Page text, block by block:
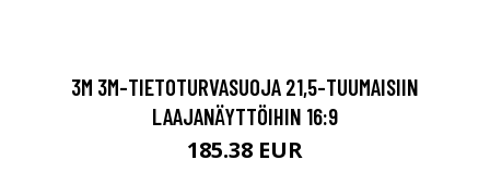
3M 3M-TIETOTURVASUOJA 21,5-TUUMAISIIN
LAAJANÄYTTÖIHIN 16:9
185.38 EUR